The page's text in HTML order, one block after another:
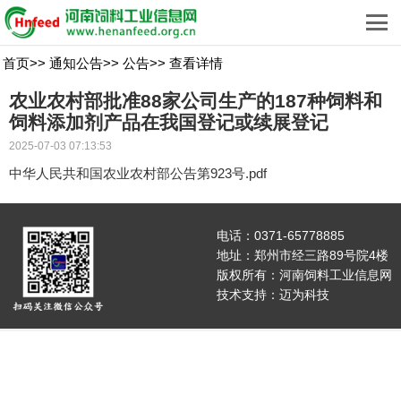
首页>> 通知公告>> 公告>> 查看详情
农业农村部批准88家公司生产的187种饲料和
饲料添加剂产品在我国登记或续展登记
2025-07-03 07:13:53
中华人民共和国农业农村部公告第923号.pdf
电话：0371-65778885
地址：郑州市经三路89号院4楼
版权所有：河南饲料工业信息网
技术支持： 迈为科技